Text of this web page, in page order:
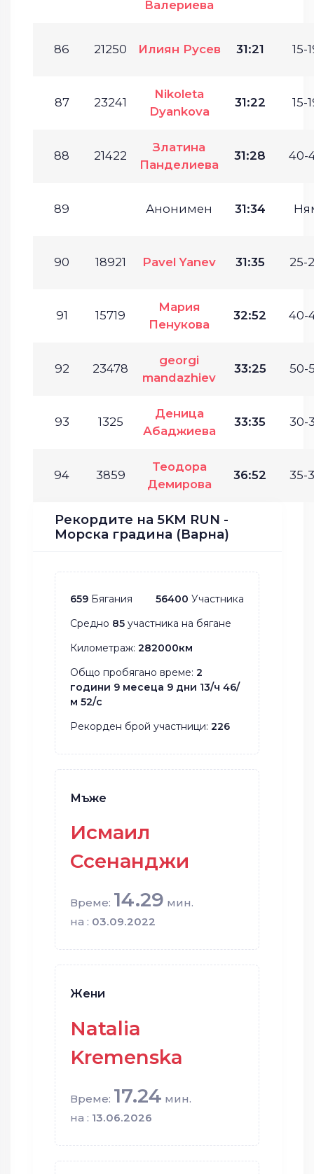
Валериева
86 21250 Илиян Русев 31:21 15-
87 23241
Nikoleta
Dyankova
31:22 15-
88 21422
Златина
Панделиева
31:28 40-
89 Анонимен 31:34
90 18921 Pavel Yanev 31:35 25-
91 15719
Мария
Пенукова
32:52 40-
92 23478
georgi
mandazhiev
33:25 50-
93 1325
Деница
Абаджиева
33:35 30-
94 3859
Теодора
Демирова
36:52 35-
Рекордите на 5KM RUN -
Морска градина (Варна)
659 Бягания 56400 Участника
Средно 85 участника на бягане
Километраж: 282000км
Общо пробягано време: 2
години 9 месеца 9 дни 13/ч 46/
м 52/с
Рекорден брой участници: 226
Мъже
Исмаил
Ссенанджи
Време: 14.29 мин.
на : 03.09.2022
Жени
Natalia
Kremenska
Време: 17.24 мин.
на : 13.06.2026